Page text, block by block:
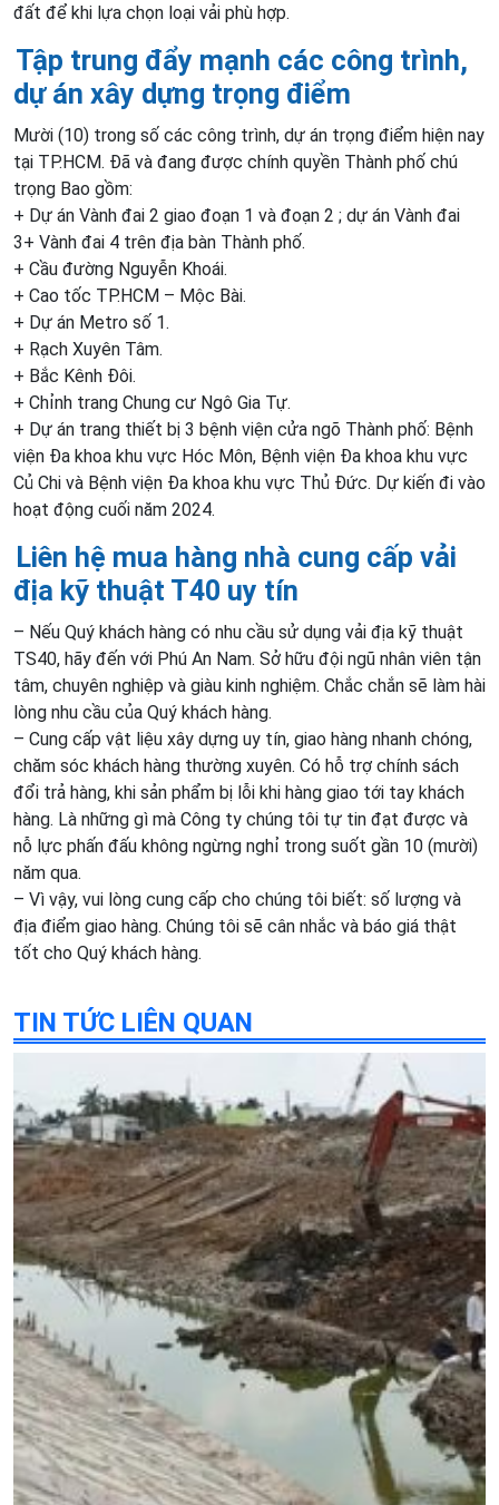
đất để khi lựa chọn loại vải phù hợp.
Tập trung đẩy mạnh các công trình,
dự án xây dựng trọng điểm
Mười (10) trong số các công trình, dự án trọng điểm hiện nay
tại TP.HCM. Đã và đang được chính quyền Thành phố chú
trọng Bao gồm:
+ Dự án Vành đai 2 giao đoạn 1 và đoạn 2 ; dự án Vành đai
3+ Vành đai 4 trên địa bàn Thành phố.
+ Cầu đường Nguyễn Khoái.
+ Cao tốc TP.HCM – Mộc Bài.
+ Dự án Metro số 1.
+ Rạch Xuyên Tâm.
+ Bắc Kênh Đôi.
+ Chỉnh trang Chung cư Ngô Gia Tự.
+ Dự án trang thiết bị 3 bệnh viện cửa ngõ Thành phố: Bệnh
viện Đa khoa khu vực Hóc Môn, Bệnh viện Đa khoa khu vực
Củ Chi và Bệnh viện Đa khoa khu vực Thủ Đức. Dự kiến đi vào
hoạt động cuối năm 2024.
Liên hệ mua hàng nhà cung cấp vải
địa kỹ thuật T40 uy tín
– Nếu Quý khách hàng có nhu cầu sử dụng vải địa kỹ thuật
TS40, hãy đến với Phú An Nam. Sở hữu đội ngũ nhân viên tận
tâm, chuyên nghiệp và giàu kinh nghiệm. Chắc chắn sẽ làm hài
lòng nhu cầu của Quý khách hàng.
– Cung cấp vật liệu xây dựng uy tín, giao hàng nhanh chóng,
chăm sóc khách hàng thường xuyên. Có hỗ trợ chính sách
đổi trả hàng, khi sản phẩm bị lỗi khi hàng giao tới tay khách
hàng. Là những gì mà Công ty chúng tôi tự tin đạt được và
nỗ lực phấn đấu không ngừng nghỉ trong suốt gần 10 (mười)
năm qua.
– Vì vậy, vui lòng cung cấp cho chúng tôi biết: số lượng và
địa điểm giao hàng. Chúng tôi sẽ cân nhắc và báo giá thật
tốt cho Quý khách hàng.
TIN TỨC LIÊN QUAN